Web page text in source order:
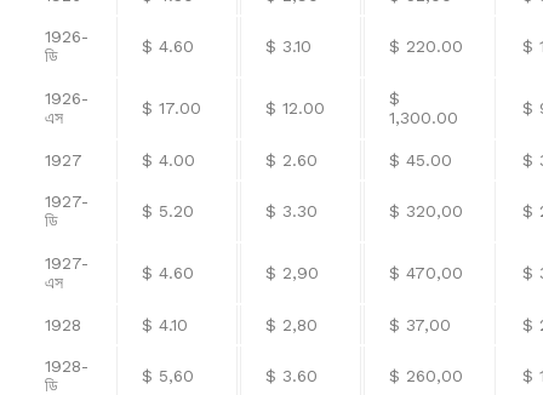
1926-
ডি
$ 4.60 $ 3.10 $ 220.00 $
1926-
এস
$ 17.00 $ 12.00
$
1,300.00
$
1927 $ 4.00 $ 2.60 $ 45.00 $
1927-
ডি
$ 5.20 $ 3.30 $ 320,00 $
1927-
এস
$ 4.60 $ 2,90 $ 470,00 $
1928 $ 4.10 $ 2,80 $ 37,00 $
1928-
ডি
$ 5,60 $ 3.60 $ 260,00 $